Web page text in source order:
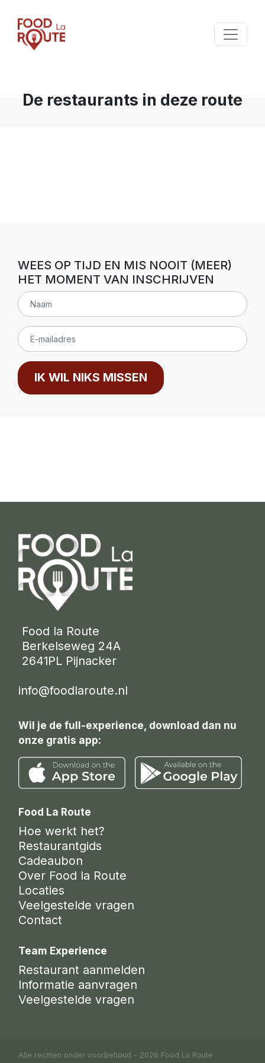
De restaurants in deze route
WEES OP TIJD EN MIS NOOIT (MEER)
HET MOMENT VAN INSCHRIJVEN
IK WIL NIKS MISSEN
Food la Route
Berkelseweg 24A
2641PL Pijnacker
info@foodlaroute.nl
Wil je de full-experience, download dan nu
onze gratis app:
Food La Route
Hoe werkt het?
Restaurantgids
Cadeaubon
Over Food la Route
Locaties
Veelgestelde vragen
Contact
Team Experience
Restaurant aanmelden
Informatie aanvragen
Veelgestelde vragen
Alle rechten onder voorbehoud - 2026 Food La Route